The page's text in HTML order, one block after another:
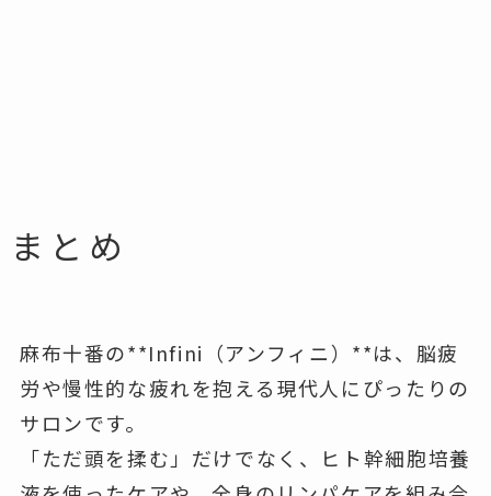
まとめ
麻布十番の**Infini（アンフィニ）**は、脳疲
労や慢性的な疲れを抱える現代人にぴったりの
サロンです。
「ただ頭を揉む」だけでなく、ヒト幹細胞培養